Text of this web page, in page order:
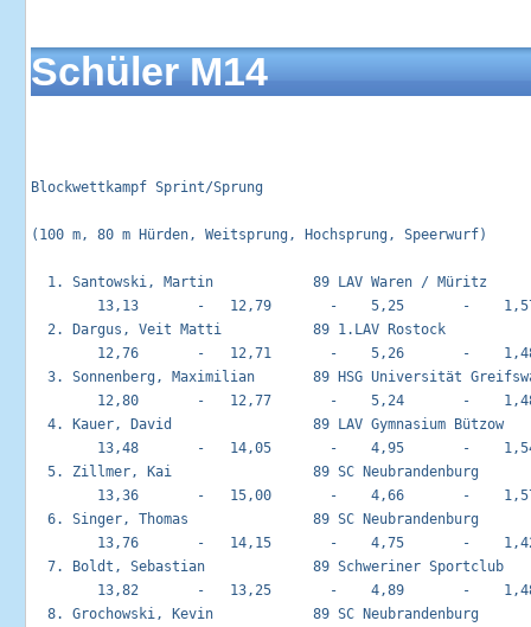
Schüler M14
Blockwettkampf Sprint/Sprung
(100 m, 80 m Hürden, Weitsprung, Hochsprung, Speerwurf)
1. Santowski, Martin            89 LAV Waren / Müritz
13,13       -   12,79       -    5,25       -
2. Dargus, Veit Matti           89 1.LAV Rostock
12,76       -   12,71       -    5,26       -
3. Sonnenberg, Maximilian       89 HSG Universität
12,80       -   12,77       -    5,24       -
4. Kauer, David                 89 LAV Gymnasium Bützow
13,48       -   14,05       -    4,95       -
5. Zillmer, Kai                 89 SC Neubrandenburg
13,36       -   15,00       -    4,66       -
6. Singer, Thomas               89 SC Neubrandenburg
13,76       -   14,15       -    4,75       -
7. Boldt, Sebastian             89 Schweriner Sportclub
13,82       -   13,25       -    4,89       -
8. Grochowski, Kevin            89 SC Neubrandenburg